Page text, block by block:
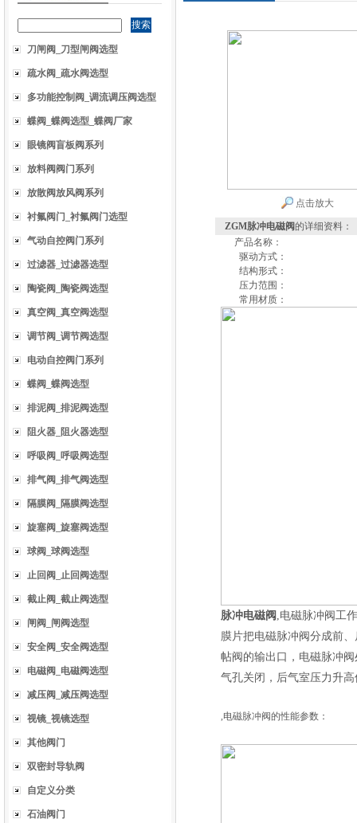
刀闸阀_刀型闸阀选型
疏水阀_疏水阀选型
多功能控制阀_调流调压阀选型
蝶阀_蝶阀选型_蝶阀厂家
眼镜阀盲板阀系列
放料阀阀门系列
放散阀放风阀系列
衬氟阀门_衬氟阀门选型
气动自控阀门系列
过滤器_过滤器选型
陶瓷阀_陶瓷阀选型
真空阀_真空阀选型
调节阀_调节阀选型
电动自控阀门系列
蝶阀_蝶阀选型
排泥阀_排泥阀选型
阻火器_阻火器选型
呼吸阀_呼吸阀选型
排气阀_排气阀选型
隔膜阀_隔膜阀选型
旋塞阀_旋塞阀选型
球阀_球阀选型
止回阀_止回阀选型
截止阀_截止阀选型
闸阀_闸阀选型
安全阀_安全阀选型
电磁阀_电磁阀选型
减压阀_减压阀选型
视镜_视镜选型
其他阀门
双密封导轨阀
自定义分类
石油阀门
点击放大
ZGM脉冲电磁阀的详细资料：
产品名称：
驱动方式：
结构形式：
压力范围：
常用材质：
脉冲电磁阀 ,电磁脉冲阀工
膜片把电磁脉冲阀分成前
帖阀的输出口，电磁脉冲
气孔关闭，后气室压力升
,电磁脉冲阀的性能参数：